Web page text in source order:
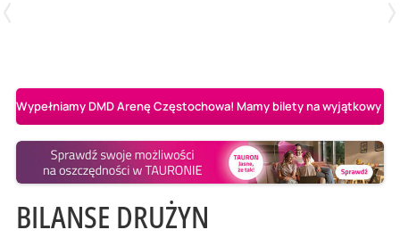
Wypełniamy DMD Arenę Częstochowa! Mamy bilety na wyjątkowy
BILANSE DRUŻYN